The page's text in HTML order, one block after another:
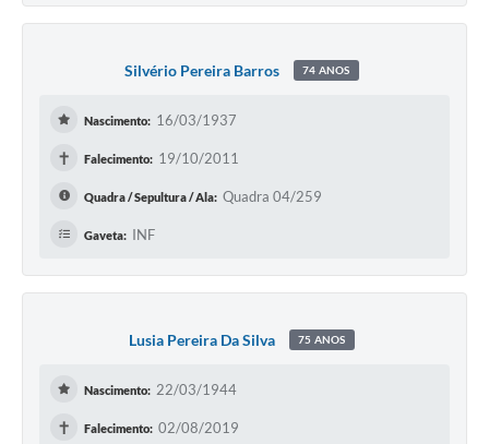
Silvério Pereira Barros 74 ANOS
Nascimento: 16/03/1937
✝ Falecimento: 19/10/2011
Quadra / Sepultura / Ala: Quadra 04/259
Gaveta: INF
Lusia Pereira Da Silva 75 ANOS
Nascimento: 22/03/1944
✝ Falecimento: 02/08/2019